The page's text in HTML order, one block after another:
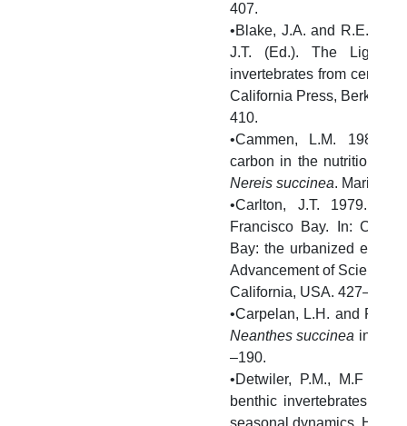
407.
•Blake, J.A. and R.E.
J.T. (Ed.). The Light
invertebrates from central
California Press,
410.
•Cammen, L.M. 1980.
carbon in the nutrition of
Nereis succinea. Marine
•Carlton, J.T. 1979.
Francisco Bay. In:
Bay: the urbanized
Advancement of Science,
California, USA. 427–444
•Carpelan, L.H. and R.H.
Neanthes succinea in the
–190.
•Detwiler, P.M., M.F
benthic invertebrates of